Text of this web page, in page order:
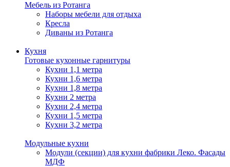
Мебель из Ротанга
Наборы мебели для отдыха
Кресла
Диваны из Ротанга
Кухня
Готовые кухонные гарнитуры
Кухни 1,1 метра
Кухни 1,6 метра
Кухни 1,8 метра
Кухни 2 метра
Кухни 2,4 метра
Кухни 1,5 метра
Кухни 3,2 метра
Модульные кухни
Модули (секции) для кухни фабрики Леко. Фасады
МДФ